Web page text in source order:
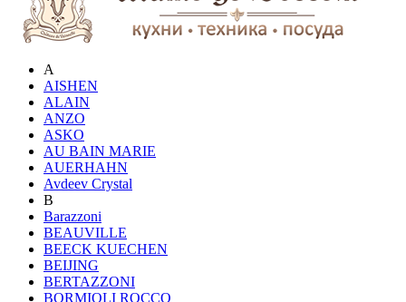
A
AISHEN
ALAIN
ANZO
ASKO
AU BAIN MARIE
AUERHAHN
Avdeev Crystal
B
Barazzoni
BEAUVILLE
BEECK KUECHEN
BEIJING
BERTAZZONI
BORMIOLI ROCCO